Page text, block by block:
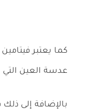
كما يعتبر فيتامين C ضروري أيضاً للحماية من الإصابة بحالة
عدسة العين التي
بالإضافة إلى